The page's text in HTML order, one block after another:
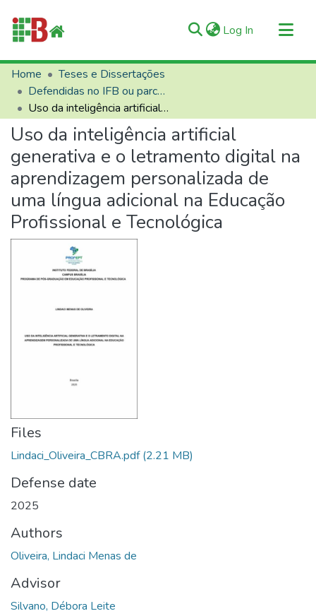
Log In (current)
Communities & Collections
All of RIIFB
Manuals and Terms
Statistics
About RIIFB
Help
Contacts
Home
Teses e Dissertações
Defendidas no IFB ou parceiros
Uso da inteligência artificial generativa e o letramento digital na aprendizagem personalizada de uma língua adicional na Educação Profissional e Tecnológica
Uso da inteligência artificial
generativa e o letramento digital na
aprendizagem personalizada de
uma língua adicional na Educação
Profissional e Tecnológica
Files
Lindaci_Oliveira_CBRA.pdf(2.21 MB)
Defense date
2025
Authors
Oliveira, Lindaci Menas de
Advisor
Silvano, Débora Leite